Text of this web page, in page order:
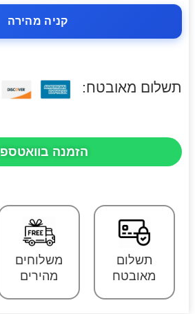
קניה מהירה
תשלום מאובטח:
הזמנה בוואטספ
תשלום
מאובטח
משלוחים
מהירים